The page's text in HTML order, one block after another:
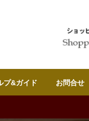
プ&ガイド お問合せ